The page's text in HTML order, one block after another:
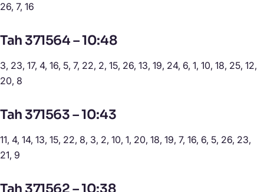
26, 7, 16
Tah 371564 – 10:48
3, 23, 17, 4, 16, 5, 7, 22, 2, 15, 26, 13, 19, 24, 6, 1, 10, 18, 25, 12,
20, 8
Tah 371563 – 10:43
11, 4, 14, 13, 15, 22, 8, 3, 2, 10, 1, 20, 18, 19, 7, 16, 6, 5, 26, 23,
21, 9
Tah 371562 – 10:38